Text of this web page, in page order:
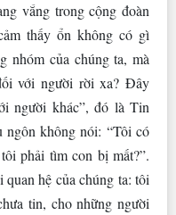
vắng trong cộng đoàn
thấy ổn không có gì
nhóm của chúng ta, mà
với người rời xa? Đây
người khác”, đó là Tin
không nói: “Tôi có
phải tìm con bị mất?”.
hệ của chúng ta: tôi
tin, cho những người